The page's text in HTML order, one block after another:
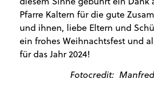
Pfarre Kaltern für die gute
und ihnen, liebe Eltern und
ein frohes Weihnachtsfest und
für das Jahr 2024!
Fotocredit: